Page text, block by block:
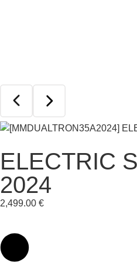
ELECTRIC
2024
2,499.00 €